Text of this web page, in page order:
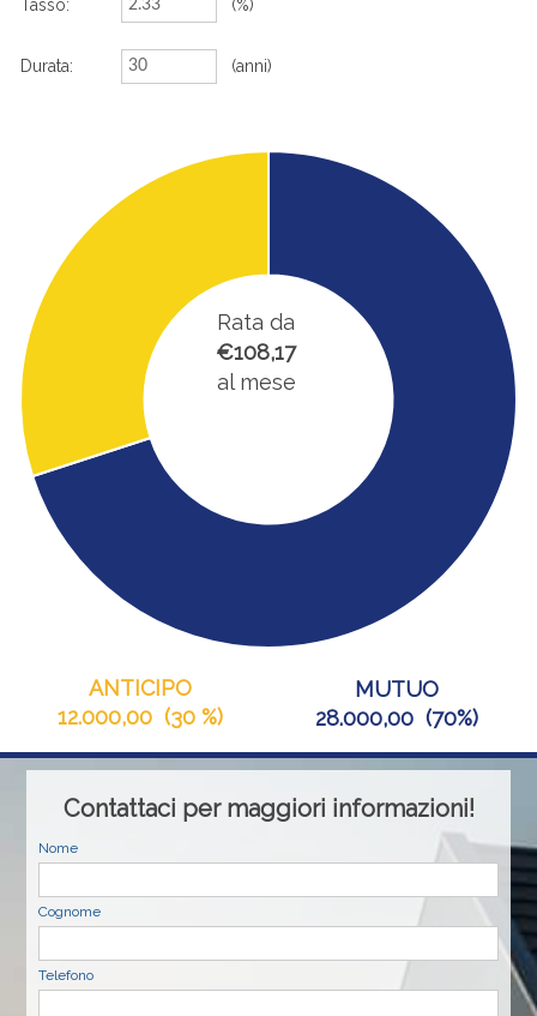
Tasso: (%)
Durata: (anni)
Rata da
€108,17
al mese
ANTICIPO
12.000,00 (30 %)
MUTUO
28.000,00 (70%)
Contattaci per maggiori informazioni!
Nome
Cognome
Telefono